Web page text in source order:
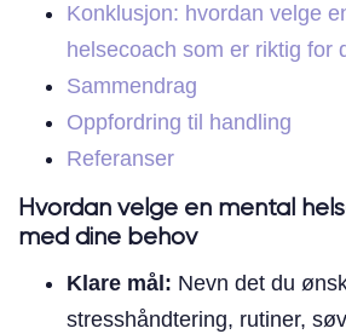
Konklusjon: hvordan velge
helsecoach som er riktig for
Sammendrag
Oppfordring til handling
Referanser
Hvordan velge en mental
med dine behov
Klare mål: Nevn det du
stresshåndtering, rutiner,